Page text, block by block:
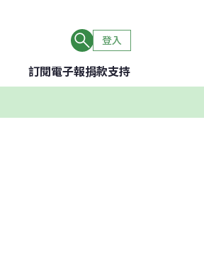
登入
訂閱電子報捐款支持